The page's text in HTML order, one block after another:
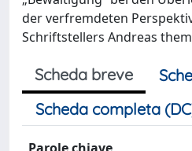
der verfremdeten
Schriftstellers Andreas
Scheda breve
Scheda completa